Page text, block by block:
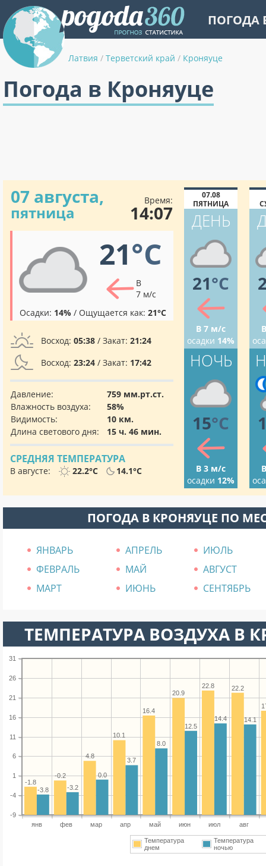
ПОГОДА
Латвия / Терветский край / Кроняуце
Погода в Кроняуце
07 августа,
пятница
Время:
14:07
21°C
В
7 м/с
Осадки: 14% / Ощущается как: 21°C
Восход: 05:38 / Закат: 21:24
Восход: 23:24 / Закат: 17:42
Давление:
759 мм.рт.ст.
Влажность воздуха:
58%
Видимость:
10 км.
Длина светового дня:
15 ч. 46 мин.
СРЕДНЯЯ ТЕМПЕРАТУРА
В августе: 22.2°C 14.1°C
07.08
ПЯТНИЦА
ДЕНЬ
21°C
В 7 м/с
осадки 14%
НОЧЬ
15°C
В 3 м/с
осадки 12%
ПОГОДА В КРОНЯУЦЕ ПО
ЯНВАРЬ АПРЕЛЬ
ИЮЛЬ
ФЕВРАЛЬ
МАЙ
АВГУСТ
МАРТ
ИЮНЬ СЕНТЯБРЬ
ТЕМПЕРАТУРА ВОЗДУХА В
янв фев мар апр май июн июл авг
-9
-4
1
6
11
16
21
26
31
22.2
22.8
20.9
16.4
10.1
4.8
-0.2
-1.8
14.1
14.4
12.5
8.0
3.7
0.0
-3.2
-3.8
Температура
днем
Температура
ночью